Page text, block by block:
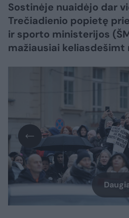
Sostinėje nuaidėjo dar
Trečiadienio popietę
ir sporto ministerijos
mažiausiai